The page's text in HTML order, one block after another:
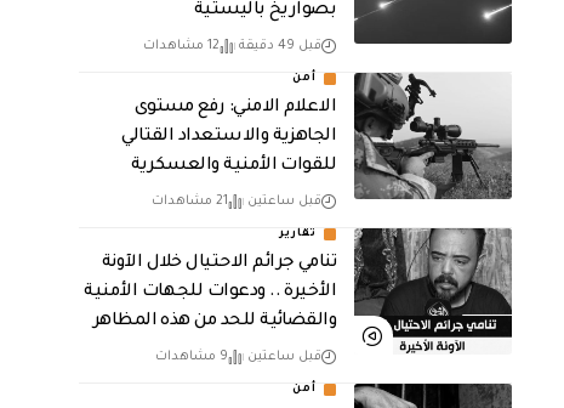
بصواريخ باليستية
قبل 49 دقيقة 12 مشاهدات
أمن
الاعلام الامني: رفع مستوى
الجاهزية والاستعداد القتالي
للقوات الأمنية والعسكرية
قبل ساعتين 21 مشاهدات
تقارير
تنامي جرائم الاحتيال خلال الآونة
الأخيرة .. ودعوات للجهات الأمنية
والقضائية للحد من هذه المظاهر
قبل ساعتين 9 مشاهدات
أمن